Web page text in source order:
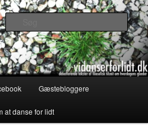
tilsnit om hverdagens glæder og
Søg
Gæstebloggere
at danse for lidt